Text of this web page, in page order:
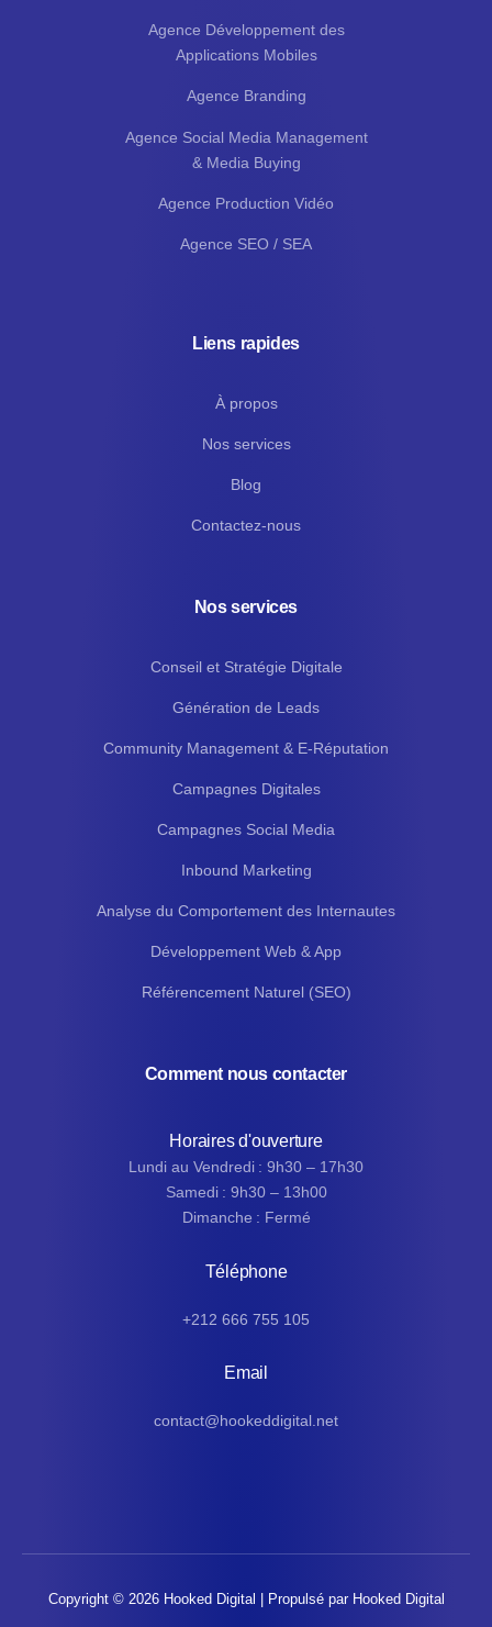
Agence Développement des
Applications Mobiles
Agence Branding
Agence Social Media Management
& Media Buying
Agence Production Vidéo
Agence SEO / SEA
Liens rapides
À propos
Nos services
Blog
Contactez-nous
Nos services
Conseil et Stratégie Digitale
Génération de Leads
Community Management & E-Réputation
Campagnes Digitales
Campagnes Social Media
Inbound Marketing
Analyse du Comportement des Internautes
Développement Web & App
Référencement Naturel (SEO)
Comment nous contacter
Horaires d'ouverture
Lundi au Vendredi : 9h30 – 17h30
Samedi : 9h30 – 13h00
Dimanche : Fermé
Téléphone
+212 666 755 105
Email
contact@hookeddigital.net
Copyright © 2026 Hooked Digital | Propulsé par Hooked Digital